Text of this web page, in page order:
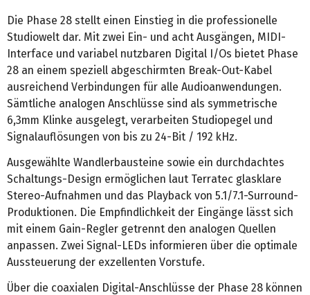
Die Phase 28 stellt einen Einstieg in die professionelle
Studiowelt dar. Mit zwei Ein- und acht Ausgängen, MIDI-
Interface und variabel nutzbaren Digital I/Os bietet Phase
28 an einem speziell abgeschirmten Break-Out-Kabel
ausreichend Verbindungen für alle Audioanwendungen.
Sämtliche analogen Anschlüsse sind als symmetrische
6,3mm Klinke ausgelegt, verarbeiten Studiopegel und
Signalauflösungen von bis zu 24-Bit / 192 kHz.
Ausgewählte Wandlerbausteine sowie ein durchdachtes
Schaltungs-Design ermöglichen laut Terratec glasklare
Stereo-Aufnahmen und das Playback von 5.1/7.1-Surround-
Produktionen. Die Empfindlichkeit der Eingänge lässt sich
mit einem Gain-Regler getrennt den analogen Quellen
anpassen. Zwei Signal-LEDs informieren über die optimale
Aussteuerung der exzellenten Vorstufe.
Über die coaxialen Digital-Anschlüsse der Phase 28 können